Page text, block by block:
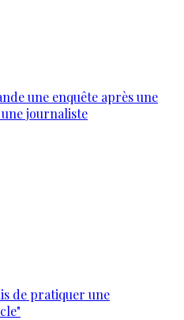
une enquête après une
journaliste
de pratiquer une